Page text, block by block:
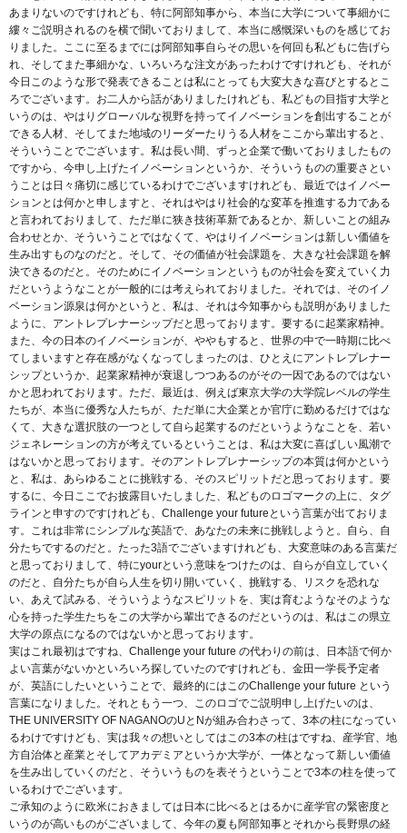
あまりないのですけれども、特に阿部知事から、本当に大学について事細かに
縷々ご説明されるのを横で聞いておりまして、本当に感慨深いものを感じてお
りました。ここに至るまでには阿部知事自らその思いを何回も私どもに告げら
れ、そしてまた事細かな、いろいろな注文があったわけですけれども、それが
今日このような形で発表できることは私にとっても大変大きな喜びとするとこ
ろでございます。お二人から話がありましたけれども、私どもの目指す大学と
いうのは、やはりグローバルな視野を持ってイノベーションを創出することが
できる人材、そしてまた地域のリーダーたりうる人材をここから輩出すると、
そういうことでございます。私は長い間、ずっと企業で働いておりましたもの
ですから、今申し上げたイノベーションというか、そういうものの重要さとい
うことは日々痛切に感じているわけでございますけれども、最近ではイノベー
ションとは何かと申しますと、それはやはり社会的な変革を推進する力である
と言われておりまして、ただ単に狭き技術革新であるとか、新しいことの組み
合わせとか、そういうことではなくて、やはりイノベーションは新しい価値を
生み出すものなのだと。そして、その価値が社会課題を、大きな社会課題を解
決できるのだと。そのためにイノベーションというものが社会を変えていく力
だというようなことが一般的には考えられておりました。それでは、そのイノ
ベーション源泉は何かというと、私は、それは今知事からも説明がありました
ように、アントレプレナーシップだと思っております。要するに起業家精神。
また、今の日本のイノベーションが、ややもすると、世界の中で一時期に比べ
てしまいますと存在感がなくなってしまったのは、ひとえにアントレプレナー
シップというか、起業家精神が衰退しつつあるのがその一因であるのではない
かと思われております。ただ、最近は、例えば東京大学の大学院レベルの学生
たちが、本当に優秀な人たちが、ただ単に大企業とか官庁に勤めるだけではな
くて、大きな選択肢の一つとして自ら起業するのだというようなことを、若い
ジェネレーションの方が考えているということは、私は大変に喜ばしい風潮で
はないかと思っております。そのアントレプレナーシップの本質は何かという
と、私は、あらゆることに挑戦する、そのスピリットだと思っております。要
するに、今日ここでお披露目いたしました、私どものロゴマークの上に、タグ
ラインと申すのですけれども、Challenge your futureという言葉が出ておりま
す。これは非常にシンプルな英語で、あなたの未来に挑戦しようと。自ら、自
分たちでするのだと。たった3語でございますけれども、大変意味のある言葉だ
と思っておりまして、特にyourという意味をつけたのは、自らが自立していく
のだと、自分たちが自ら人生を切り開いていく、挑戦する、リスクを恐れな
い、あえて試みる、そういうようなスピリットを、実は育むようなそのような
心を持った学生たちをこの大学から輩出できるのだというのは、私はこの県立
大学の原点になるのではないかと思っております。
実はこれ最初はですね、Challenge your future の代わりの前は、日本語で何か
よい言葉がないかといろいろ探していたのですけれども、金田一学長予定者
が、英語にしたいということで、最終的にはこのChallenge your future という
言葉になりました。それともう一つ、このロゴでご説明申し上げたいのは、
THE UNIVERSITY OF NAGANOのUとNが組み合わさって、3本の柱になってい
るわけですけども、実は我々の想いとしてはこの3本の柱はですね、産学官、地
方自治体と産業とそしてアカデミアというか大学が、一体となって新しい価値
を生み出していくのだと、そういうものを表そうということで3本の柱を使って
いるわけでございます。
ご承知のように欧米におきましては日本に比べるとはるかに産学官の緊密度と
いうのが高いものがございまして、今年の夏も阿部知事とそれから長野県の経